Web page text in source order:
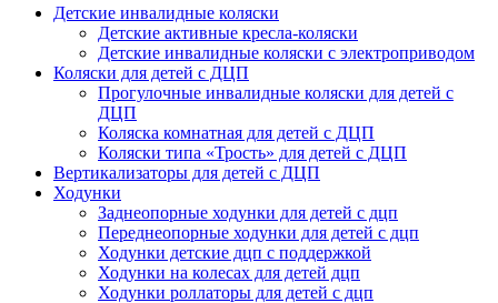
Детские инвалидные коляски
Детские активные кресла-коляски
Детские инвалидные коляски с электроприводом
Коляски для детей с ДЦП
Прогулочные инвалидные коляски для детей с
ДЦП
Коляска комнатная для детей с ДЦП
Коляски типа «Трость» для детей с ДЦП
Вертикализаторы для детей с ДЦП
Ходунки
Заднеопорные ходунки для детей с дцп
Переднеопорные ходунки для детей с дцп
Ходунки детские дцп с поддержкой
Ходунки на колесах для детей дцп
Ходунки роллаторы для детей с дцп